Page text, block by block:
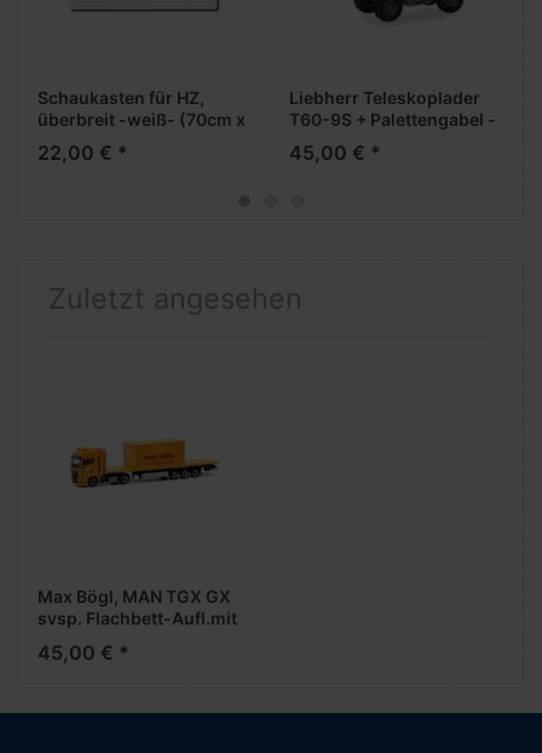
Schaukasten für HZ,
überbreit -weiß- (70cm x
45cm x 3,5cm) (ab 4
Stück portofreie
22,00 € *
Liebherr Teleskoplader
T60-9S + Palettengabel -
Formneuheit-
45,00 € *
Zuletzt angesehen
Max Bögl, MAN TGX GX
svsp. Flachbett-Aufl.mit
45,00 € *